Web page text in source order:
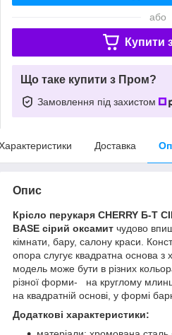
або
Купити
Що таке купити з Пром?
Замовлення під захистом
Доставка
Опис
Крісло перукаря CHERRY Б-Т
BASE сірий оксамит чудово
кімнати, бару, салону краси.
опора слугує квадратна основа
модель може бути в різних
різної форми- на круглому
на квадратній основі, у формі
Додаткові характеристики: